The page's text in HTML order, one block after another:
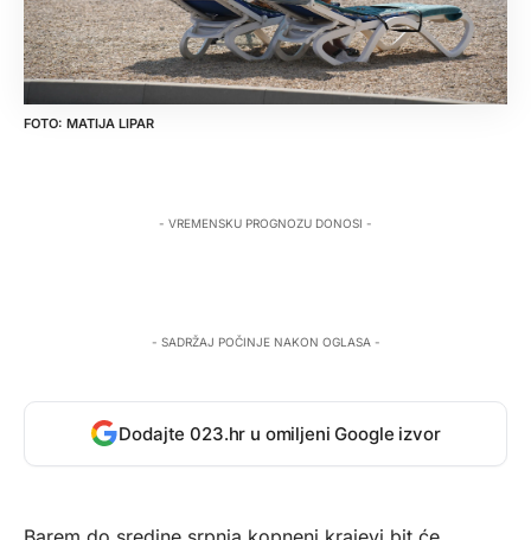
MATIJA LIPAR
- VREMENSKU PROGNOZU DONOSI -
- SADRŽAJ POČINJE NAKON OGLASA -
Dodajte 023.hr u omiljeni Google izvor